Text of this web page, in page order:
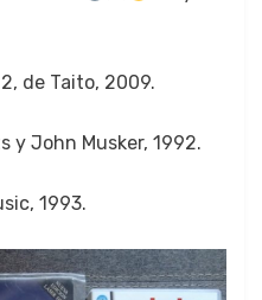
de Taito, 2009.
y John Musker, 1992.
1993.